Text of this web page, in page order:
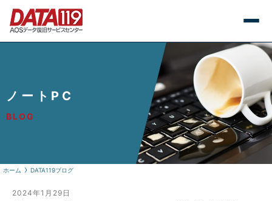
ノートPC
BLOG
ホーム DATA119ブログ
2024年1月29日